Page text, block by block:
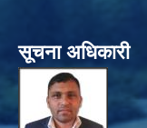
सूचना अधिकारी